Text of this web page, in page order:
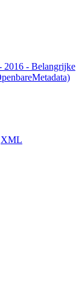
2016 - Belangrijke
XML